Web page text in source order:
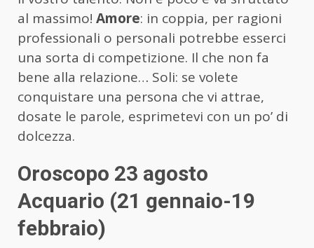
al massimo! Amore: in coppia, per ragioni
professionali o personali potrebbe esserci
una sorta di competizione. Il che non fa
bene alla relazione… Soli: se volete
conquistare una persona che vi attrae,
dosate le parole, esprimetevi con un po’ di
dolcezza.
Oroscopo 23 agosto
Acquario (21 gennaio-19
febbraio)